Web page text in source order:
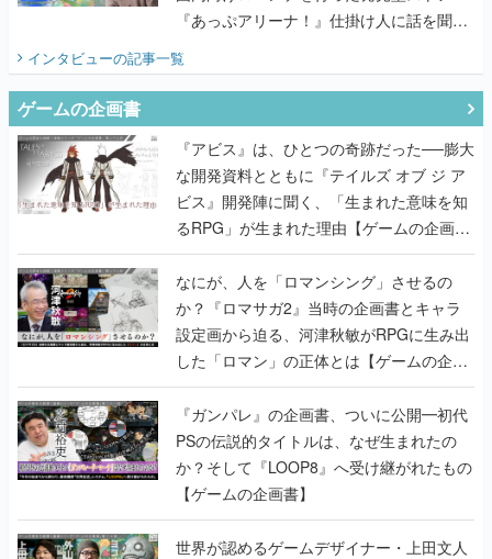
『あっぷアリーナ！』仕掛け人に話を聞い
インタビューの記事一覧
ゲームの企画書
『アビス』は、ひとつの奇跡だった──膨大
な開発資料とともに『テイルズ オブ ジ ア
ビス』開発陣に聞く、「生まれた意味を知
るRPG」が生まれた理由【ゲームの企画
書】
なにが、人を「ロマンシング」させるの
か？『ロマサガ2』当時の企画書とキャラ
設定画から迫る、河津秋敏がRPGに生み出
した「ロマン」の正体とは【ゲームの企画
書】
『ガンパレ』の企画書、ついに公開━初代
PSの伝説的タイトルは、なぜ生まれたの
か？そして『LOOP8』へ受け継がれたもの
【ゲームの企画書】
世界が認めるゲームデザイナー・上田文人